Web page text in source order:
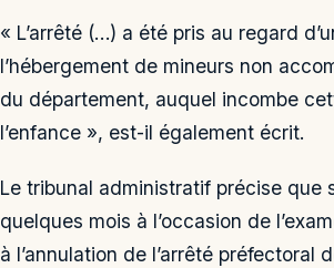
« L’arrêté (…) a été pris au regard
l’hébergement de mineurs non
du département, auquel incombe
l’enfance », est-il également écrit.
Le tribunal administratif précise que
quelques mois à l’occasion de
à l’annulation de l’arrêté